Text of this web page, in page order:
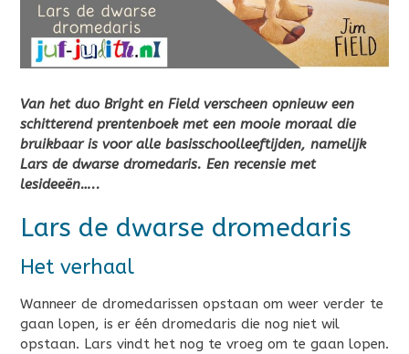
Van het duo Bright en Field verscheen opnieuw een
schitterend prentenboek met een mooie moraal die
bruikbaar is voor alle basisschoolleeftijden, namelijk
Lars de dwarse dromedaris. Een recensie met
lesideeën…..
Lars de dwarse dromedaris
Het verhaal
Wanneer de dromedarissen opstaan om weer verder te
gaan lopen, is er één dromedaris die nog niet wil
opstaan. Lars vindt het nog te vroeg om te gaan lopen.